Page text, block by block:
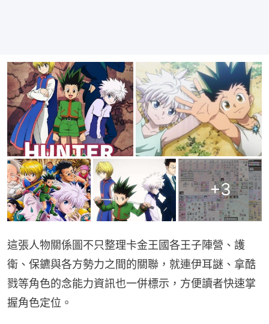
+3
這張人物關係圖不只整理卡金王國各王子陣營、護
衛、保鑣與各方勢力之間的關聯，就連伊耳謎、拿酷
戮等角色的念能力資訊也一併標示，方便讀者快速掌
握角色定位。